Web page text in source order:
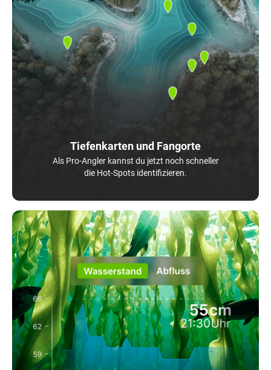
Tiefenkarten und Fangorte
Als Pro-Angler kannst du jetzt noch schneller
die Hot-Spots identifizieren.